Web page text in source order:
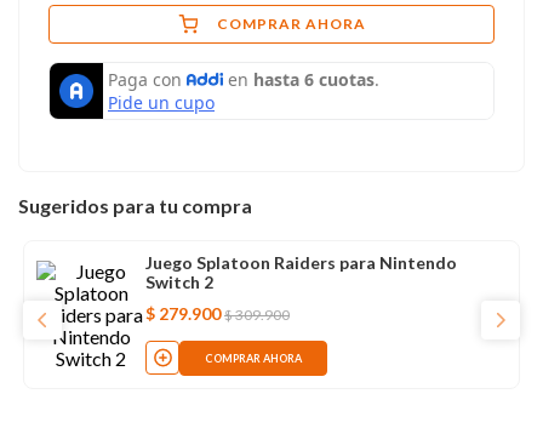
COMPRAR AHORA
Sugeridos para tu compra
Juego Splatoon Raiders para Nintendo
Switch 2
$ 279.900 $309.900
COMPRAR AHORA